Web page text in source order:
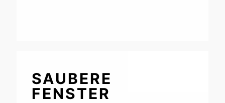
SAUBERE
FENSTER